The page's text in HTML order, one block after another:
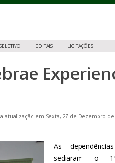
EDITAIS LICITAÇÕES
atualização em Sexta, 27 de Dezembro de
As
sediaram o